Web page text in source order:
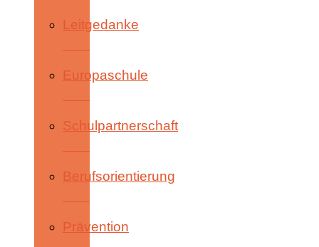
Leitgedanke
Europaschule
Schulpartnerschaft
Berufsorientierung
Prävention